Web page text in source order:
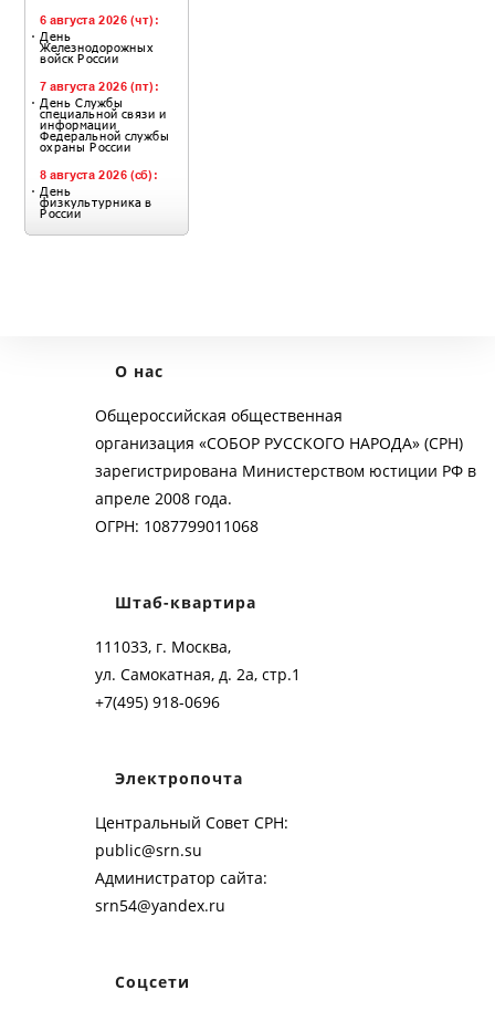
О нас
Общероссийская общественная
организация «СОБОР РУССКОГО НАРОДА» (СРН)
зарегистрирована Министерством юстиции РФ в
апреле 2008 года.
ОГРН: 1087799011068
Штаб-квартира
111033, г. Москва,
ул. Самокатная, д. 2а, стр.1
+7(495) 918-0696
Электропочта
Центральный Совет СРН:
public@srn.su
Администратор сайта:
srn54@yandex.ru
Соцсети